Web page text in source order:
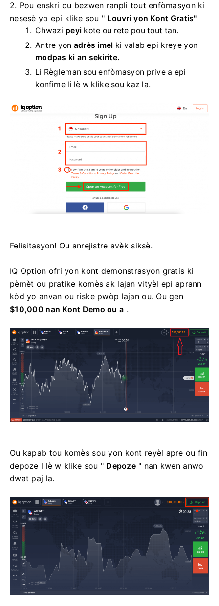
2. Pou enskri ou bezwen ranpli tout enfòmasyon ki
nesesè yo epi klike sou " Louvri yon Kont Gratis"
Chwazi peyi kote ou rete pou tout tan.
Antre yon adrès imel ki valab epi kreye yon
modpas ki an sekirite.
Li Règleman sou enfòmasyon prive a epi
konfime li lè w klike sou kaz la.
Felisitasyon! Ou anrejistre avèk siksè.
IQ Option ofri yon kont demonstrasyon gratis ki
pèmèt ou pratike komès ak lajan vityèl epi aprann
kòd yo anvan ou riske pwòp lajan ou. Ou gen
$10,000 nan Kont Demo ou a .
Ou kapab tou komès sou yon kont reyèl apre ou fin
depoze l lè w klike sou " Depoze" nan kwen anwo
dwat paj la.